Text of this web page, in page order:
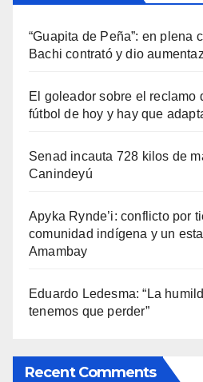
“Guapita de Peña”: en plena
Bachi contrató y dio
El goleador sobre el reclamo
fútbol de hoy y hay que
Senad incauta 728 kilos de
Canindeyú
Apyka Rynde’i: conflicto por
comunidad indígena y un
Amambay
Eduardo Ledesma: “La
tenemos que perder”
Recent Comments